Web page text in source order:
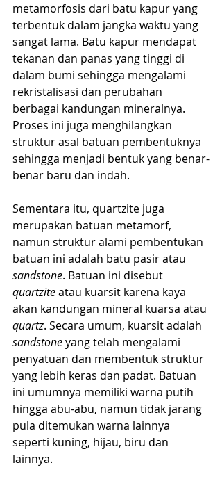
metamorfosis dari batu kapur yang
terbentuk dalam jangka waktu yang
sangat lama. Batu kapur mendapat
tekanan dan panas yang tinggi di
dalam bumi sehingga mengalami
rekristalisasi dan perubahan
berbagai kandungan mineralnya.
Proses ini juga menghilangkan
struktur asal batuan pembentuknya
sehingga menjadi bentuk yang benar-
benar baru dan indah.
Sementara itu, quartzite juga
merupakan batuan metamorf,
namun struktur alami pembentukan
batuan ini adalah batu pasir atau
sandstone. Batuan ini disebut
quartzite atau kuarsit karena kaya
akan kandungan mineral kuarsa atau
quartz. Secara umum, kuarsit adalah
sandstone yang telah mengalami
penyatuan dan membentuk struktur
yang lebih keras dan padat. Batuan
ini umumnya memiliki warna putih
hingga abu-abu, namun tidak jarang
pula ditemukan warna lainnya
seperti kuning, hijau, biru dan
lainnya.